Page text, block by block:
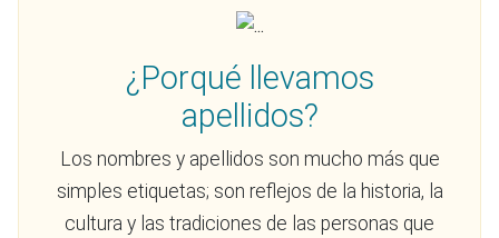
¿Porqué llevamos
apellidos?
Los nombres y apellidos son mucho más que
simples etiquetas; son reflejos de la historia, la
cultura y las tradiciones de las personas que